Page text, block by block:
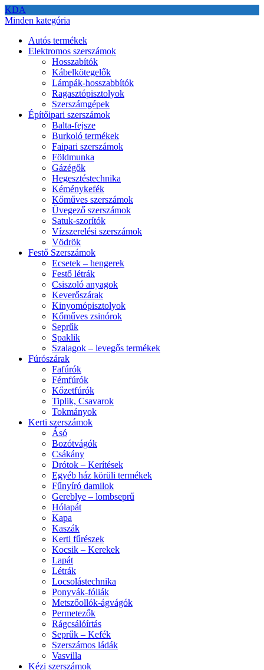
KDA
Minden kategória
Autós termékek
Elektromos szerszámok
Hosszabítók
Kábelkötegelők
Lámpák-hosszabbítók
Ragasztópisztolyok
Szerszámgépek
Építőipari szerszámok
Balta-fejsze
Burkoló termékek
Faipari szerszámok
Földmunka
Gázégők
Hegesztéstechnika
Kéménykefék
Kőműves szerszámok
Üvegező szerszámok
Satuk-szorítók
Vízszerelési szerszámok
Vödrök
Festő Szerszámok
Ecsetek – hengerek
Festő létrák
Csiszoló anyagok
Keverőszárak
Kinyomópisztolyok
Kőműves zsinórok
Seprűk
Spaklik
Szalagok – levegős termékek
Fúrószárak
Fafúrók
Fémfúrók
Kőzetfúrók
Tiplik, Csavarok
Tokmányok
Kerti szerszámok
Ásó
Bozótvágók
Csákány
Drótok – Kerítések
Egyéb ház körüli termékek
Fűnyíró damilok
Gereblye – lombseprű
Hólapát
Kapa
Kaszák
Kerti fűrészek
Kocsik – Kerekek
Lapát
Létrák
Locsolástechnika
Ponyvák-fóliák
Metszőollók-ágvágók
Permetezők
Rágcsálóírtás
Seprűk – Kefék
Szerszámos ládák
Vasvilla
Kézi szerszámok